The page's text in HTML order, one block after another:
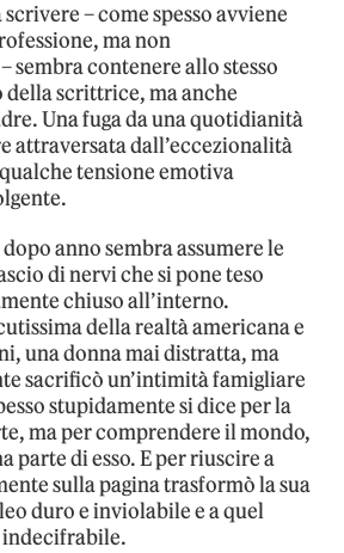
– come spesso avviene
ma non
sembra contenere allo stesso
della scrittrice, ma anche
Una fuga da una quotidianità
attraversata dall’eccezionalità
tensione emotiva
anno sembra assumere le
di nervi che si pone teso
chiuso all’interno.
della realtà americana e
una donna mai distratta, ma
sacrificò un’intimità famigliare
stupidamente si dice per la
ma per comprendere il mondo,
parte di esso. E per riuscire a
sulla pagina trasformò la sua
duro e inviolabile e a quel